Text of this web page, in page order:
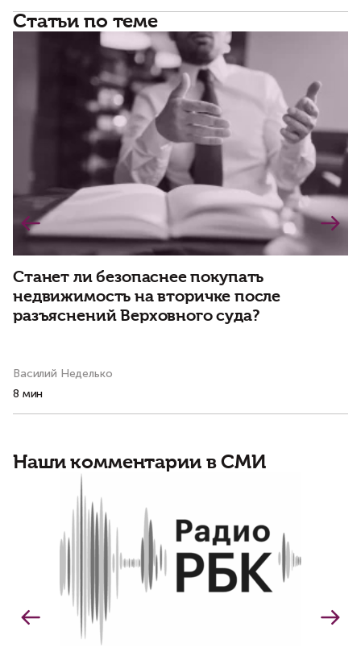
Статьи по теме
Станет ли безопаснее покупать
недвижимость на вторичке после
разъяснений Верховного суда?
Василий Неделько
8 мин
Наши комментарии в СМИ